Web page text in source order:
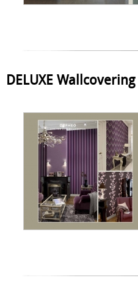
DELUXE Wallcovering